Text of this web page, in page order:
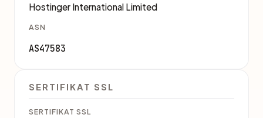
Hostinger International Limited
ASN
AS47583
SERTIFIKAT SSL
SERTIFIKAT SSL